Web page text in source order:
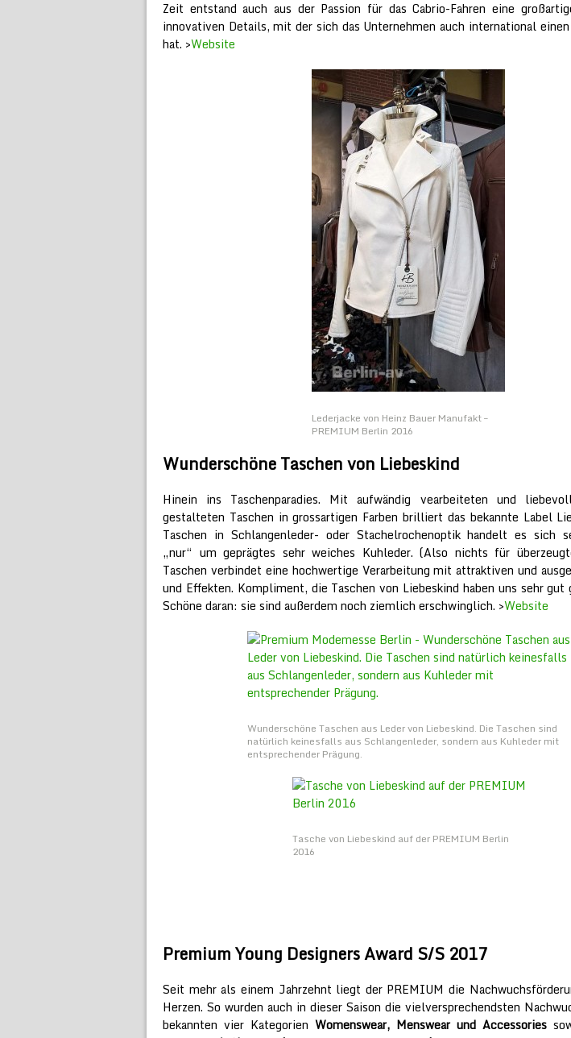
Zeit entstand auch aus der Passion für das Cabrio-Fahren eine
innovativen Details, mit der sich das Unternehmen auch international
hat. >Website
Lederjacke von Heinz Bauer Manufakt –
PREMIUM Berlin 2016
Wunderschöne Taschen von Liebeskind
Hinein ins Taschenparadies. Mit aufwändig vearbeiteten und
gestalteten Taschen in grossartigen Farben brilliert das bekannte Label
Taschen in Schlangenleder- oder Stachelrochenoptik handelt es sich
„nur“ um geprägtes sehr weiches Kuhleder. (Also nichts für
Taschen verbindet eine hochwertige Verarbeitung mit attraktiven und
und Effekten. Kompliment, die Taschen von Liebeskind haben uns sehr gut
Schöne daran: sie sind außerdem noch ziemlich erschwinglich. >Website
Wunderschöne Taschen aus Leder von Liebeskind. Die Taschen sind
natürlich keinesfalls aus Schlangenleder, sondern aus Kuhleder mit
entsprechender Prägung.
Tasche von Liebeskind auf der PREMIUM Berlin
2016
Premium Young Designers Award S/S 2017
Seit mehr als einem Jahrzehnt liegt der PREMIUM die
Herzen. So wurden auch in dieser Saison die vielversprechendsten
bekannten vier Kategorien Womenswear, Menswear und Accessories